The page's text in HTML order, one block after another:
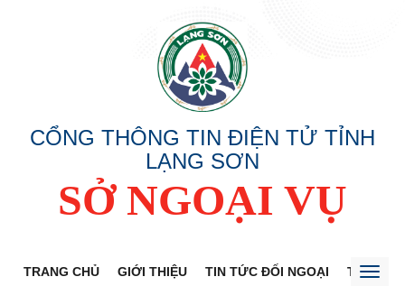
CỔNG THÔNG TIN ĐIỆN TỬ TỈNH
LẠNG SƠN
SỞ NGOẠI VỤ
TRANG CHỦ GIỚI THIỆU TIN TỨC ĐỐI NGOẠI THÔNG